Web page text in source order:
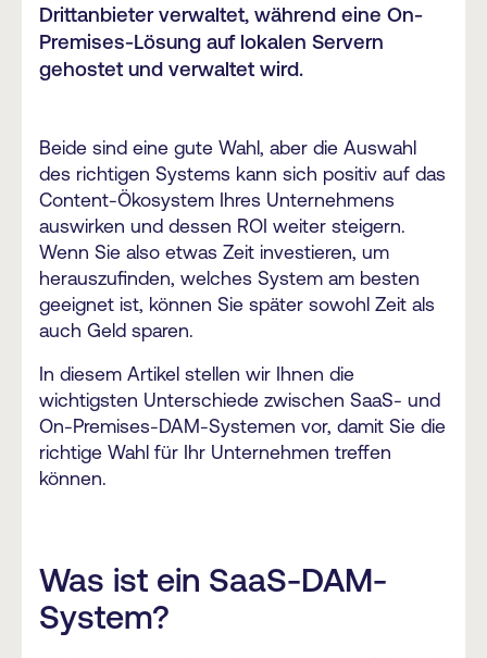
Drittanbieter verwaltet, während eine On-
Premises-Lösung auf lokalen Servern
gehostet und verwaltet wird.
Beide sind eine gute Wahl, aber die Auswahl
des richtigen Systems kann sich positiv auf das
Content-Ökosystem Ihres Unternehmens
auswirken und dessen ROI weiter steigern.
Wenn Sie also etwas Zeit investieren, um
herauszufinden, welches System am besten
geeignet ist, können Sie später sowohl Zeit als
auch Geld sparen.
In diesem Artikel stellen wir Ihnen die
wichtigsten Unterschiede zwischen SaaS- und
On-Premises-DAM-Systemen vor, damit Sie die
richtige Wahl für Ihr Unternehmen treffen
können.
Was ist ein SaaS-DAM-
System?